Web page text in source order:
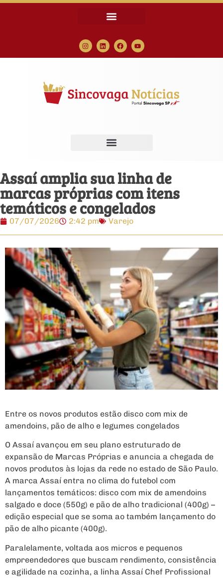
Assaí amplia sua linha de
marcas próprias com itens
temáticos e congelados
07/07/2026 2:42 pm Varejo
Entre os novos produtos estão disco com mix de
amendoins, pão de alho e legumes congelados
O Assaí avançou em seu plano estruturado de
expansão de Marcas Próprias e anuncia a chegada de
novos produtos às lojas da rede no estado de São Paulo.
A marca Assaí entra no clima do futebol com
lançamentos temáticos: disco com mix de amendoins
salgado e doce (550g) e pão de alho tradicional (400g) –
edição especial que se soma ao também lançamento do
pão de alho picante (400g).
Paralelamente, voltada aos micros e pequenos
empreendedores que buscam rendimento, consistência
e agilidade na cozinha, a linha Assaí Chef Profissional